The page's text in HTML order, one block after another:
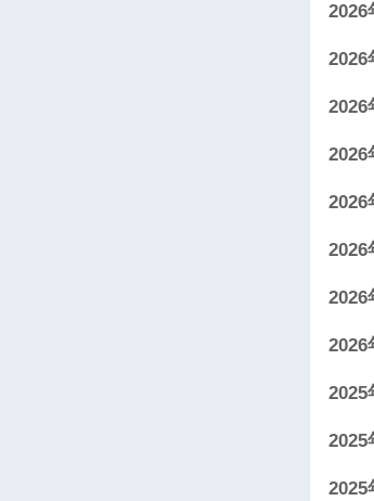
2026
2026
2026
2026
2026
2026
2026
2026
2025
2025
2025